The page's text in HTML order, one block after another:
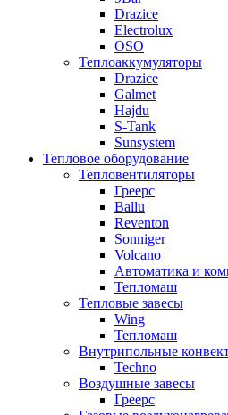
Drazice
Electrolux
OSO
Теплоаккумуляторы
Drazice
Galmet
Hajdu
S-Tank
Sunsystem
Тепловое оборудование
Тепловентиляторы
Греерс
Ballu
Reventon
Sonniger
Volcano
Автоматика и
Тепломаш
Тепловые завесы
Wing
Тепломаш
Внутрипольные
Techno
Воздушные завесы
Греерс